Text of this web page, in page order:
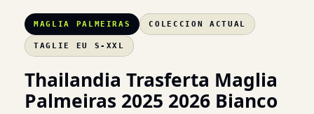
MAGLIA PALMEIRAS COLECCION ACTUAL
TAGLIE EU S-XXL
Thailandia Trasferta Maglia
Palmeiras 2025 2026 Bianco